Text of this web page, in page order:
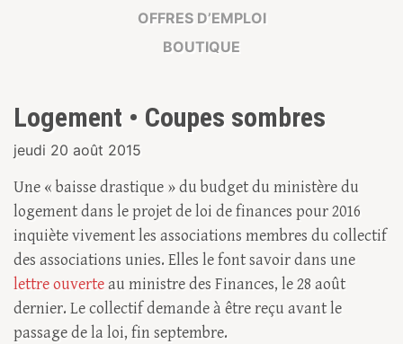
OFFRES D’EMPLOI
BOUTIQUE
Logement • Coupes sombres
jeudi 20 août 2015
Une « baisse drastique » du budget du ministère du
logement dans le projet de loi de finances pour 2016
inquiète vivement les associations membres du collectif
des associations unies. Elles le font savoir dans une
lettre ouverteau ministre des Finances, le 28 août
dernier. Le collectif demande à être reçu avant le
passage de la loi, fin septembre.